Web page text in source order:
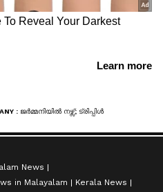
News
in Malayalam
Kerala News